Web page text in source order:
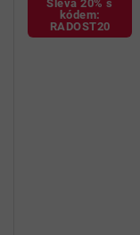
Sleva 20% s
kódem:
RADOST20